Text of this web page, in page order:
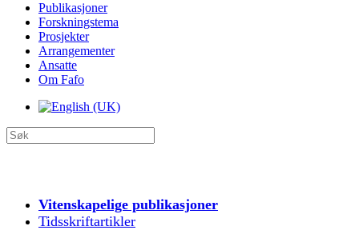
Publikasjoner
Forskningstema
Prosjekter
Arrangementer
Ansatte
Om Fafo
Vitenskapelige publikasjoner
Tidsskriftartikler